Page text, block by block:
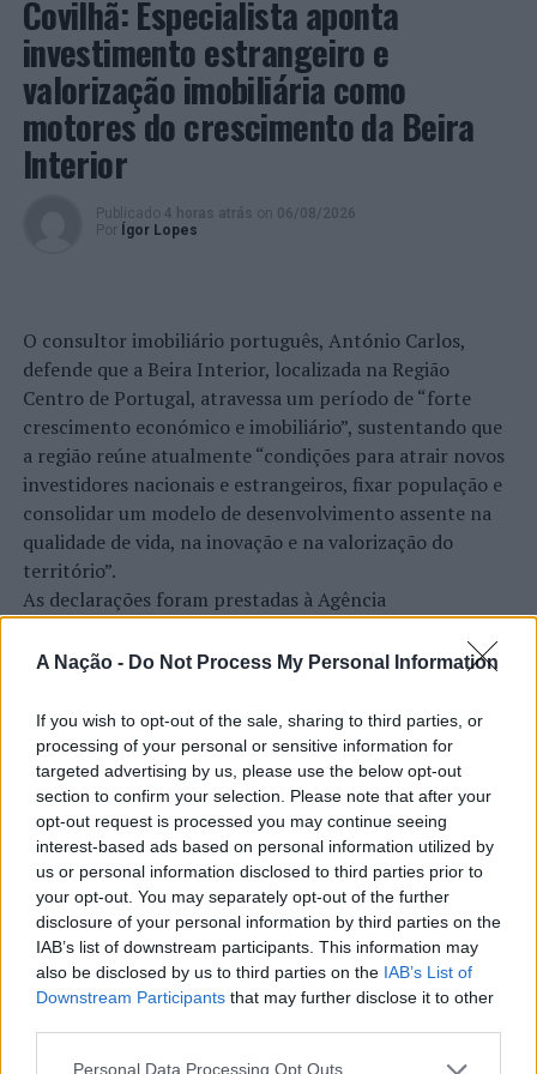
A Nação - Do Not Process My Personal Information
If you wish to opt-out of the sale, sharing to third parties, or
processing of your personal or sensitive information for
targeted advertising by us, please use the below opt-out
section to confirm your selection. Please note that after your
opt-out request is processed you may continue seeing
interest-based ads based on personal information utilized by
us or personal information disclosed to third parties prior to
your opt-out. You may separately opt-out of the further
disclosure of your personal information by third parties on the
IAB’s list of downstream participants. This information may
also be disclosed by us to third parties on the IAB’s List of
Downstream Participants that may further disclose it to other
Personal Data Processing Opt Outs
dezembro, apreendeu a uma mulher, de 81 anos, um
telemóvel, de valor superior a 600 euros.
A denunciante, proprietária do equipamento, em
comportamento descuidado, quando se encontrava no
Aeroporto da Madeira, deixou o artigo junto à porta de
Em articulação entre Divisões Aeroportuárias,
Questionada a suspeita, informou que seria sua intenção
entregar o telemóvel numa Esquadra de Polícia.
A suspeita foi constituída arguida e sujeita a TIR –
Termo de Identidade e Residência.
A lesada, que recuperou o seu bem, foi informada dos
prazos legais para eventualmente desejar procedimento
criminal.
Foto: DR.
TÓPICOS RELACIONADOS: CRIMINALIDADE
DESTAQUE
PRÓXIMO
Amadora: Operação Especial de Prevenção Criminal no
Bairro do Zambujal resulta em 3 detidos, 23 armas e
609 munições apreendidas
NÃO PERCA
Lisboa: Detido, em flagrante delito, por roubo
Covilhã: Especialista aponta
investimento estrangeiro e
valorização imobiliária como
motores do crescimento da Beira
Interior
Publicado 4 horas atrás on 06/08/2026
Por
Ígor Lopes
O consultor imobiliário português, António Carlos,
defende que a Beira Interior, localizada na Região
Centro de Portugal, atravessa um período de “forte
crescimento económico e imobiliário”, sustentando que
a região reúne atualmente “condições para atrair novos
investidores nacionais e estrangeiros, fixar população e
consolidar um modelo de desenvolvimento assente na
qualidade de vida, na inovação e na valorização do
território”.
As declarações foram prestadas à Agência
São Tiago, que decorreu entre os dias 16 e 26 de julho,
certames populares de Portugal. Com origens medievais
e realizada anualmente na “Cidade Neve”, a feira conjuga
tradição, atividade económica, comércio, gastronomia,
animação cultural e divulgação empresarial,
constituindo um dos principais momentos de promoção
do município e da Beira Interior.
Para António Carlos, o crescimento alcançado ao longo
dos últimos anos representa o cumprimento dos
objetivos que traçou quando iniciou o seu percurso no
setor imobiliário. O empresário considera que o
reconhecimento conquistado resulta da proximidade
CONTINUAR A LER
ATUALIDADE
Rio de Janeiro: Governo do Estado
propõe parceria com a FUNCEX para
“reforçar inteligência sobre
comércio exterior”